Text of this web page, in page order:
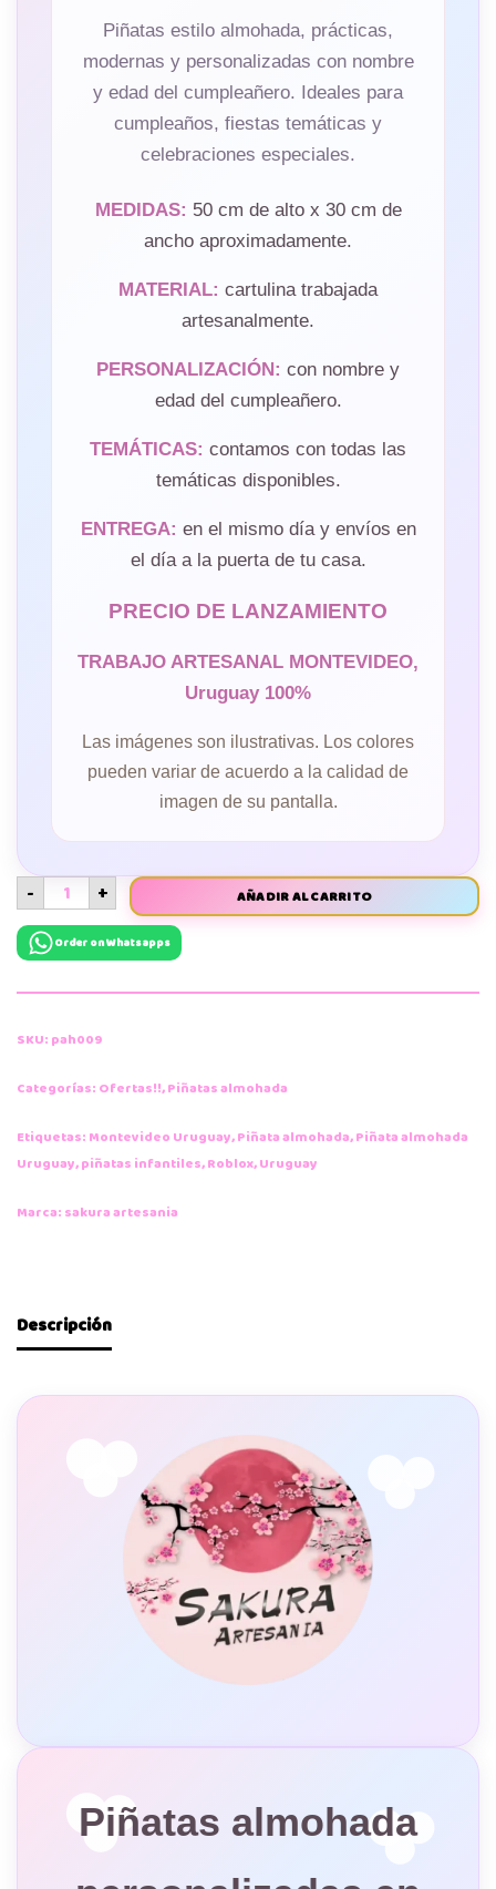
Piñatas estilo almohada, prácticas,
modernas y personalizadas con nombre
y edad del cumpleañero. Ideales para
cumpleaños, fiestas temáticas y
celebraciones especiales.
MEDIDAS: 50 cm de alto x 30 cm de
ancho aproximadamente.
MATERIAL: cartulina trabajada
artesanalmente.
PERSONALIZACIÓN: con nombre y
edad del cumpleañero.
TEMÁTICAS: contamos con todas las
temáticas disponibles.
ENTREGA: en el mismo día y envíos en
el día a la puerta de tu casa.
PRECIO DE LANZAMIENTO
TRABAJO ARTESANAL MONTEVIDEO,
Uruguay 100%
Las imágenes son ilustrativas. Los colores
pueden variar de acuerdo a la calidad de
imagen de su pantalla.
- + AÑADIR AL CARRITO
Order on Whatsapps
SKU: pah009
Categorías: Ofertas!!,Piñatas almohada
Etiquetas: Montevideo Uruguay,Piñata almohada,Piñata almohada
Uruguay,piñatas infantiles,Roblox,Uruguay
Marca: sakura artesania
Descripción
Piñatas almohada